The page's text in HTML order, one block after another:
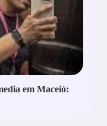
em Maceió: